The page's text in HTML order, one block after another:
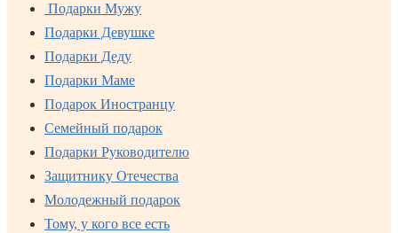
Подарки Мужу
Подарки Девушке
Подарки Деду
Подарки Маме
Подарок Иностранцу
Семейный подарок
Подарки Руководителю
Защитнику Отечества
Молодежный подарок
Тому, у кого все есть